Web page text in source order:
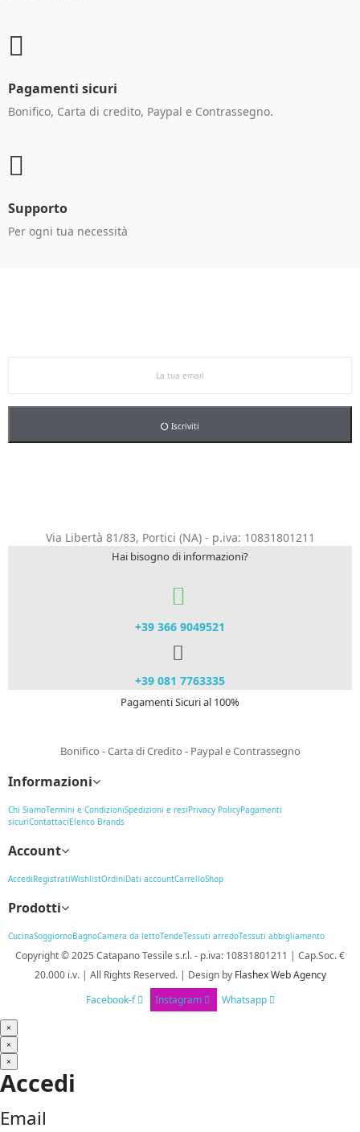
Pagamenti sicuri
Bonifico, Carta di credito, Paypal e Contrassegno.
Supporto
Per ogni tua necessità
Iscriviti
Via Libertà 81/83, Portici (NA) - p.iva: 10831801211
Hai bisogno di informazioni?
+39 366 9049521​
+39 081 7763335
Pagamenti Sicuri al 100%
Bonifico - Carta di Credito - Paypal e Contrassegno
Informazioni
Chi SiamoTermini e CondizioniSpedizioni e resiPrivacy PolicyPagamenti
sicuriContattaciElenco Brands
Account
AccediRegistratiWishlistOrdiniDati accountCarrelloShop
Prodotti
CucinaSoggiornoBagnoCamera da lettoTendeTessuti arredoTessuti abbigliamento
Copyright © 2025 Catapano Tessile s.r.l.- p.iva: 10831801211 | Cap.Soc. €
20.000 i.v. | All Rights Reserved. | Designby Flashex Web Agency
Facebook-f
Instagram Whatsapp
×
×
×
Accedi
Email